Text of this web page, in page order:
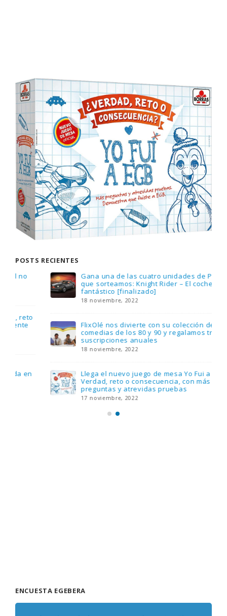
POSTS RECIENTES
Gana una de las cuatro unidades de PLAYMOBIL
que sorteamos: Knight Rider – El coche
fantástico [finalizado]
18 noviembre, 2022
FlixOlé nos divierte con su colección de
comedias de los 80 y 90 y regalamos tres
suscripciones anuales
18 noviembre, 2022
Llega el nuevo juego de mesa Yo Fui a EGB:
Verdad, reto o consecuencia, con más
preguntas y atrevidas pruebas
17 noviembre, 2022